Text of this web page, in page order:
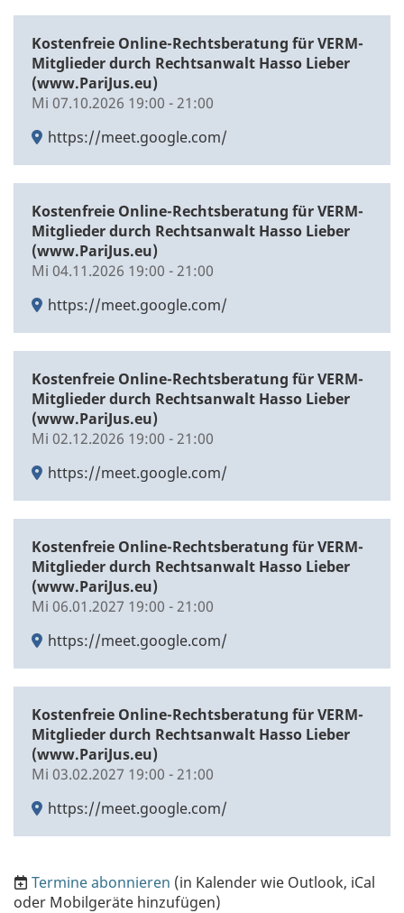
Kostenfreie Online-Rechtsberatung für VERM-
Mitglieder durch Rechtsanwalt Hasso Lieber
(www.PariJus.eu)
Mi 07.10.2026 19:00 - 21:00
https://meet.google.com/
Kostenfreie Online-Rechtsberatung für VERM-
Mitglieder durch Rechtsanwalt Hasso Lieber
(www.PariJus.eu)
Mi 04.11.2026 19:00 - 21:00
https://meet.google.com/
Kostenfreie Online-Rechtsberatung für VERM-
Mitglieder durch Rechtsanwalt Hasso Lieber
(www.PariJus.eu)
Mi 02.12.2026 19:00 - 21:00
https://meet.google.com/
Kostenfreie Online-Rechtsberatung für VERM-
Mitglieder durch Rechtsanwalt Hasso Lieber
(www.PariJus.eu)
Mi 06.01.2027 19:00 - 21:00
https://meet.google.com/
Kostenfreie Online-Rechtsberatung für VERM-
Mitglieder durch Rechtsanwalt Hasso Lieber
(www.PariJus.eu)
Mi 03.02.2027 19:00 - 21:00
https://meet.google.com/
Termine abonnieren (in Kalender wie Outlook, iCal
oder Mobilgeräte hinzufügen)